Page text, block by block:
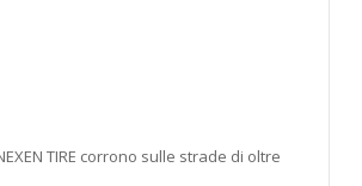
TIRE corrono sulle strade di oltre